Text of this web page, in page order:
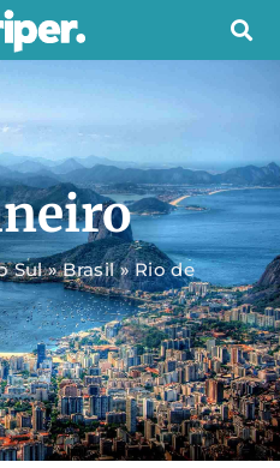
Sul»Brasil»Rio de